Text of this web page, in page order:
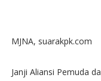
MJNA, suarakpk.com
Janji Aliansi Pemuda